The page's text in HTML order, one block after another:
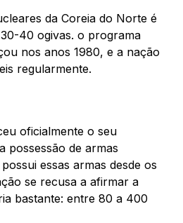
da Coreia do Norte é
40 ogivas. o programa
nos anos 1980, e a nação
regularmente.
oficialmente o seu
possessão de armas
essas armas desde os
se recusa a afirmar a
bastante: entre 80 a 400